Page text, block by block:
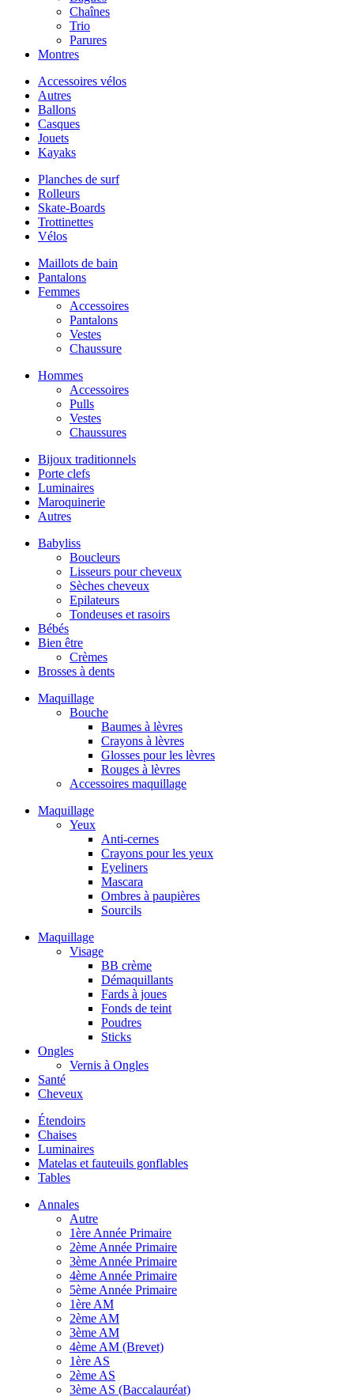
Chaînes
Trio
Parures
Montres
Accessoires vélos
Autres
Ballons
Casques
Jouets
Kayaks
Planches de surf
Rolleurs
Skate-Boards
Trottinettes
Vélos
Maillots de bain
Pantalons
Femmes
Accessoires
Pantalons
Vestes
Chaussure
Hommes
Accessoires
Pulls
Vestes
Chaussures
Bijoux traditionnels
Porte clefs
Luminaires
Maroquinerie
Autres
Babyliss
Boucleurs
Lisseurs pour cheveux
Sèches cheveux
Epilateurs
Tondeuses et rasoirs
Bébés
Bien être
Crèmes
Brosses à dents
Maquillage
Bouche
Baumes à lèvres
Crayons à lèvres
Glosses pour les lèvres
Rouges à lèvres
Accessoires maquillage
Maquillage
Yeux
Anti-cernes
Crayons pour les yeux
Eyeliners
Mascara
Ombres à paupières
Sourcils
Maquillage
Visage
BB crème
Démaquillants
Fards à joues
Fonds de teint
Poudres
Sticks
Ongles
Vernis à Ongles
Santé
Cheveux
Étendoirs
Chaises
Luminaires
Matelas et fauteuils gonflables
Tables
Annales
Autre
1ère Année Primaire
2ème Année Primaire
3ème Année Primaire
4ème Année Primaire
5ème Année Primaire
1ère AM
2ème AM
3ème AM
4ème AM (Brevet)
1ère AS
2ème AS
3ème AS (Baccalauréat)